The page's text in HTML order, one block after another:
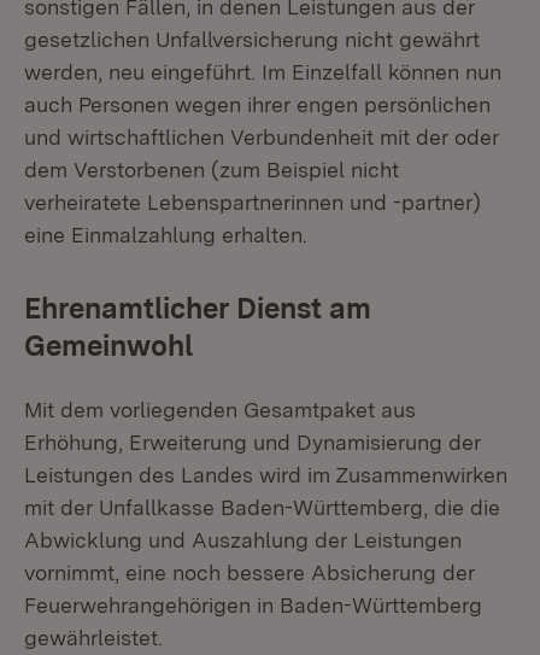
sonstigen Fällen, in denen Leistungen aus der
gesetzlichen Unfallversicherung nicht gewährt
werden, neu eingeführt. Im Einzelfall können nun
auch Personen wegen ihrer engen persönlichen
und wirtschaftlichen Verbundenheit mit der oder
dem Verstorbenen (zum Beispiel nicht
verheiratete Lebenspartnerinnen und -partner)
eine Einmalzahlung erhalten.
Ehrenamtlicher Dienst am
Gemeinwohl
Mit dem vorliegenden Gesamtpaket aus
Erhöhung, Erweiterung und Dynamisierung der
Leistungen des Landes wird im Zusammenwirken
mit der Unfallkasse Baden-Württemberg, die die
Abwicklung und Auszahlung der Leistungen
vornimmt, eine noch bessere Absicherung der
Feuerwehrangehörigen in Baden-Württemberg
gewährleistet.